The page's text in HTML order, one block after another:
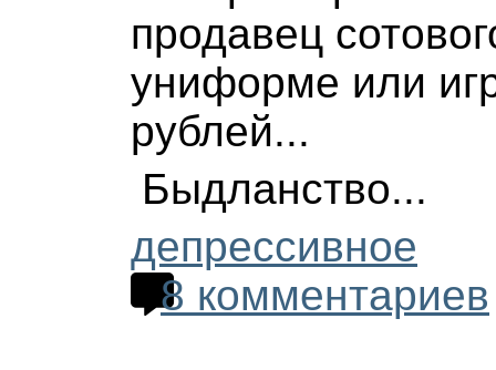
продавец
униформе или
рублей...
Быдланство...
депрессивное
8 комментариев